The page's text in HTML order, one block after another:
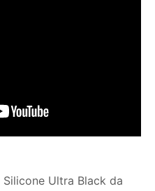
Ultra Black da